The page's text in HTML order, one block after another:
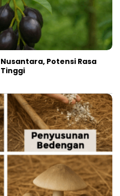
Potensi Rasa